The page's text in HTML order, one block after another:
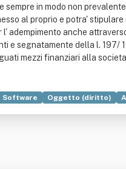
sempre in modo non
al proprio e potra'
adempimento anche
e segnatamente della l. 197/
mezzi finanziari alla
Software Oggetto (diritto)